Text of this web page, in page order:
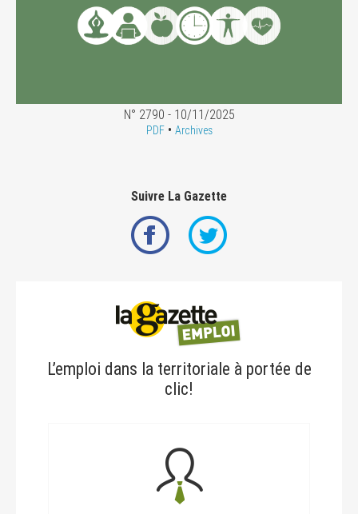
N° 2790 - 10/11/2025
PDF• Archives
Suivre La Gazette
L’emploi dans la territoriale à portée de
clic!